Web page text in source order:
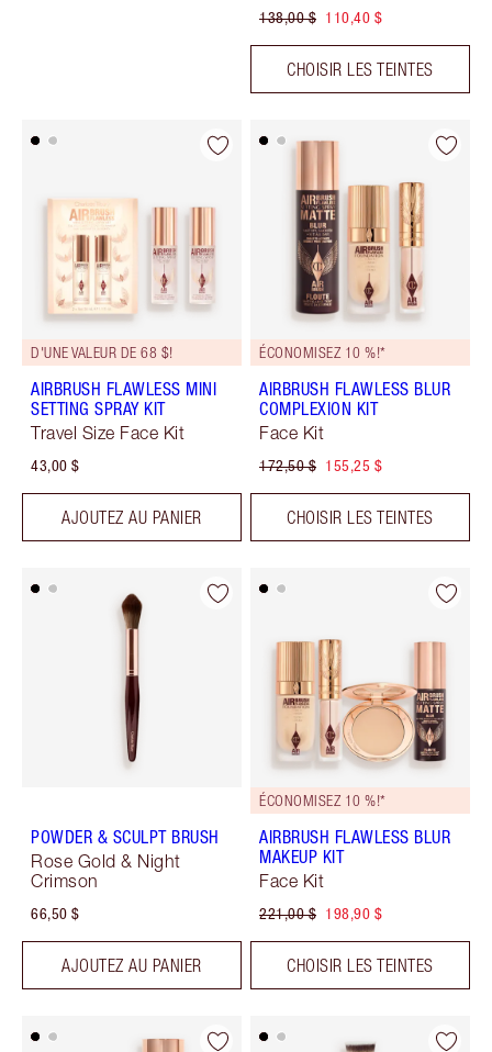
138,00 $ 110,40 $
CHOISIR LES TEINTES
D'UNE VALEUR DE 68 $!
AIRBRUSH FLAWLESS MINI
SETTING SPRAY KIT
Travel Size Face Kit
43,00 $
AJOUTEZ AU PANIER
ÉCONOMISEZ 10 %!*
AIRBRUSH FLAWLESS BLUR
COMPLEXION KIT
Face Kit
172,50 $ 155,25 $
CHOISIR LES TEINTES
POWDER & SCULPT BRUSH
Rose Gold & Night
Crimson
66,50 $
AJOUTEZ AU PANIER
ÉCONOMISEZ 10 %!*
AIRBRUSH FLAWLESS BLUR
MAKEUP KIT
Face Kit
221,00 $ 198,90 $
CHOISIR LES TEINTES